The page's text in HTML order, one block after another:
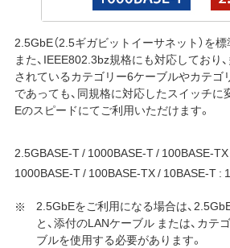
2.5GbE（2.5ギガビットイーサネット）を標
また、IEEE802.3bz規格にも対応しており
されているカテゴリー6ケーブルやカテゴ
であっても、同規格に対応したスイッチに
Eのスピードにてご利用いただけます。
2.5GBASE-T / 1000BASE-T / 100BASE-TX
1000BASE-T / 100BASE-TX / 10BASE-T :
2.5GbEをご利用になる場合は、
と、添付のLANケーブル または、カテ
ブルを使用する必要があります。